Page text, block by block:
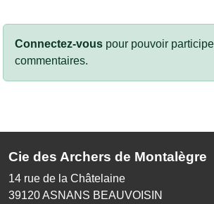
Connectez-vous pour pouvoir
commentaires.
Cie des Archers de Montalègre
14 rue de la Châtelaine
39120ASNANS BEAUVOISIN